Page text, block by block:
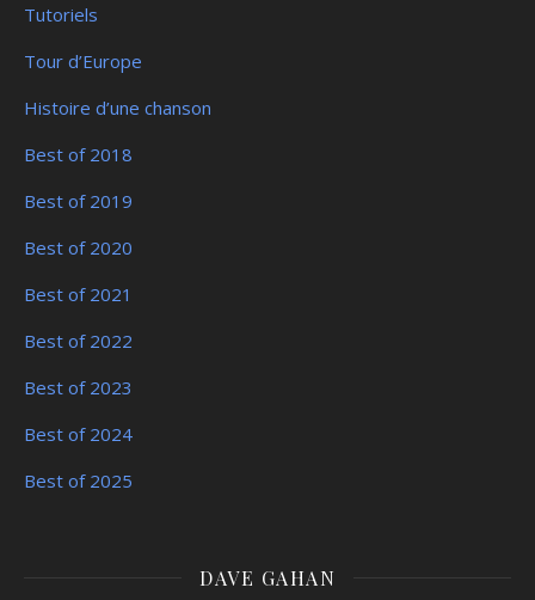
Tutoriels
Tour d’Europe
Histoire d’une chanson
Best of 2018
Best of 2019
Best of 2020
Best of 2021
Best of 2022
Best of 2023
Best of 2024
Best of 2025
DAVE GAHAN